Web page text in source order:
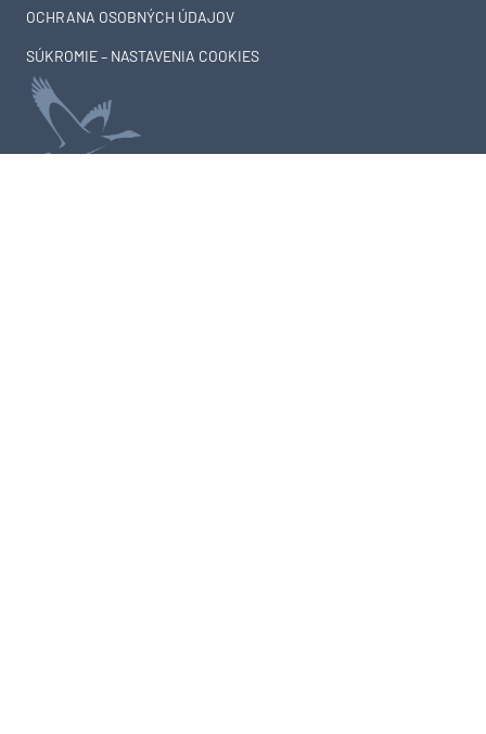
OCHRANA OSOBNÝCH ÚDAJOV
SÚKROMIE – NASTAVENIA COOKIES